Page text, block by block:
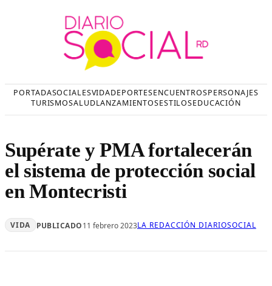
PORTADASOCIALESVIDADEPORTESENCUENTROSPERSONAJES
TURISMOSALUDLANZAMIENTOSESTILOSEDUCACIÓN
Supérate y PMA fortalecerán
el sistema de protección social
en Montecristi
VIDA PUBLICADO11 febrero 2023LA REDACCIÓN DIARIOSOCIAL